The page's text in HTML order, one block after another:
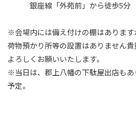
銀座線「外苑前」から徒歩5分
※会場内には備え付けの棚はあります
荷物預かり所等の設置はありません
よろしくお願いいたします。
※当日は、郡上八幡の下駄屋出店もあ
予定。